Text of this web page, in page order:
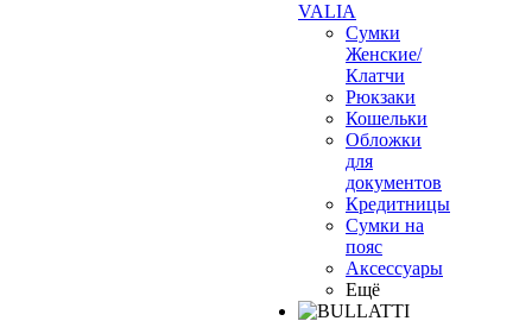
VALIA
Сумки
Женские/
Клатчи
Рюкзаки
Кошельки
Обложки
для
документов
Кредитницы
Сумки на
пояс
Аксессуары
Ещё